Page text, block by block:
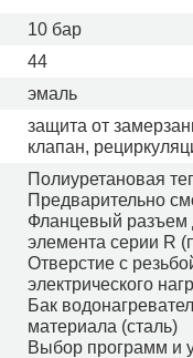
10 бар
44
эмаль
защита от
клапан,
Полиуретановая
Предварительно
Фланцевый разъем
элемента серии R
Отверстие с
электрического
Бак
материала (сталь)
Выбор программ и